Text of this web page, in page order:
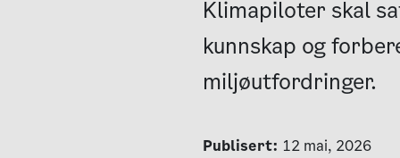
Klimapiloter skal
kunnskap og
miljøutfordringer.
Publisert: 12 mai, 2026